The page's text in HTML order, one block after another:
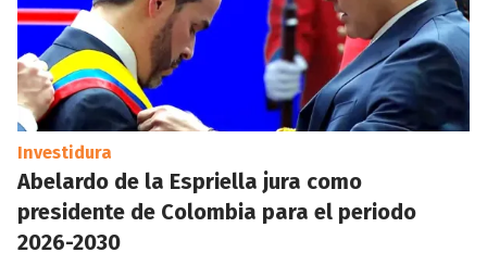
Investidura
Abelardo de la Espriella jura como
presidente de Colombia para el periodo
2026-2030